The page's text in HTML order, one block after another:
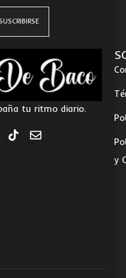
tu ritmo diario.
y